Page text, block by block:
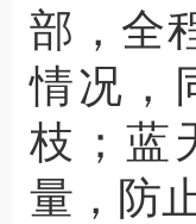
部，全
情况，
枝；蓝
量，防